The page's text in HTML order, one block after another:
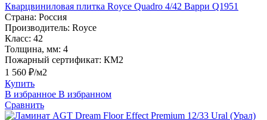
Кварцвиниловая плитка Royce Quadro 4/42 Варри Q1951
Страна: Россия
Производитель: Royce
Класс: 42
Толщина, мм: 4
Пожарный сертификат: КМ2
1 560 ₽/м2
Купить
В избранное В избранном
Сравнить